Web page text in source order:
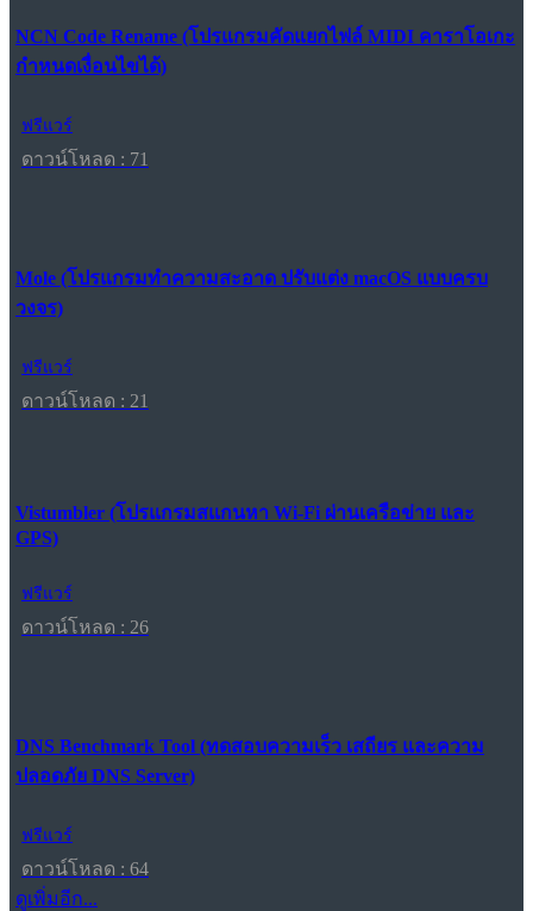
NCN Code Rename (โปรแกรมคัดแยกไฟล์ MIDI คาราโอเกะ
กำหนดเงื่อนไขได้)
ฟรีแวร์
ดาวน์โหลด : 71
Mole (โปรแกรมทำความสะอาด ปรับแต่ง macOS แบบครบ
วงจร)
ฟรีแวร์
ดาวน์โหลด : 21
Vistumbler (โปรแกรมสแกนหา Wi-Fi ผ่านเครือข่าย และ
GPS)
ฟรีแวร์
ดาวน์โหลด : 26
DNS Benchmark Tool (ทดสอบความเร็ว เสถียร และความ
ปลอดภัย DNS Server)
ฟรีแวร์
ดาวน์โหลด : 64
ดูเพิ่มอีก...